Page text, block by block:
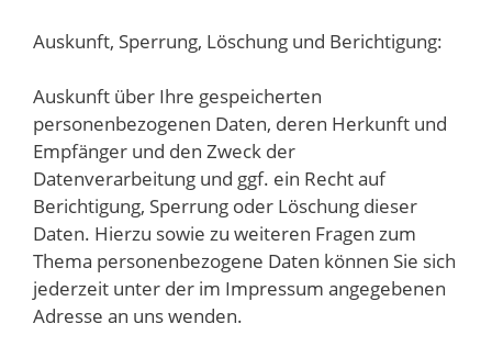
Auskunft, Sperrung, Löschung und Berichtigung:
Auskunft über Ihre gespeicherten
personenbezogenen Daten, deren Herkunft und
Empfänger und den Zweck der
Datenverarbeitung und ggf. ein Recht auf
Berichtigung, Sperrung oder Löschung dieser
Daten. Hierzu sowie zu weiteren Fragen zum
Thema personenbezogene Daten können Sie sich
jederzeit unter der im Impressum angegebenen
Adresse an uns wenden.